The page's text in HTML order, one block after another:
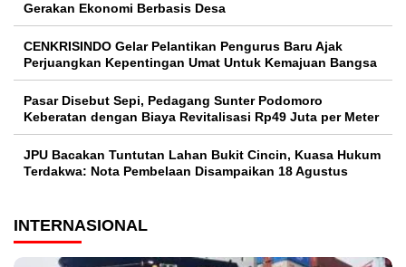
Gerakan Ekonomi Berbasis Desa
CENKRISINDO Gelar Pelantikan Pengurus Baru Ajak
Perjuangkan Kepentingan Umat Untuk Kemajuan Bangsa
Pasar Disebut Sepi, Pedagang Sunter Podomoro
Keberatan dengan Biaya Revitalisasi Rp49 Juta per Meter
JPU Bacakan Tuntutan Lahan Bukit Cincin, Kuasa Hukum
Terdakwa: Nota Pembelaan Disampaikan 18 Agustus
INTERNASIONAL